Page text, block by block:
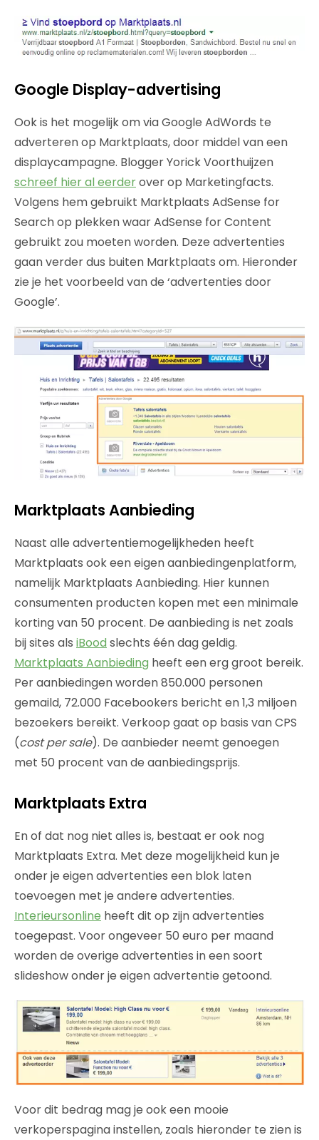
Google Display-advertising
Ook is het mogelijk om via Google AdWords te
adverteren op Marktplaats, door middel van een
displaycampagne. Blogger Yorick Voorthuijzen
schreef hier al eerderover op Marketingfacts.
Volgens hem gebruikt Marktplaats AdSense for
Search op plekken waar AdSense for Content
gebruikt zou moeten worden. Deze advertenties
gaan verder dus buiten Marktplaats om. Hieronder
zie je het voorbeeld van de ‘advertenties door
Google’.
Marktplaats Aanbieding
Naast alle advertentiemogelijkheden heeft
Marktplaats ook een eigen aanbiedingenplatform,
namelijk Marktplaats Aanbieding. Hier kunnen
consumenten producten kopen met een minimale
korting van 50 procent. De aanbieding is net zoals
bij sites als iBood slechts één dag geldig.
Marktplaats Aanbieding heeft een erg groot bereik.
Per aanbiedingen worden 850.000 personen
gemaild, 72.000 Facebookers bericht en 1,3 miljoen
bezoekers bereikt. Verkoop gaat op basis van CPS
(cost per sale). De aanbieder neemt genoegen
met 50 procent van de aanbiedingsprijs.
Marktplaats Extra
En of dat nog niet alles is, bestaat er ook nog
Marktplaats Extra. Met deze mogelijkheid kun je
onder je eigen advertenties een blok laten
toevoegen met je andere advertenties.
Interieursonline heeft dit op zijn advertenties
toegepast. Voor ongeveer 50 euro per maand
worden de overige advertenties in een soort
slideshow onder je eigen advertentie getoond.
Voor dit bedrag mag je ook een mooie
verkoperspagina instellen, zoals hieronder te zien is